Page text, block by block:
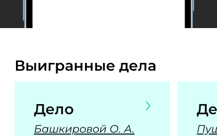
Выигранные дела
Дело
Башкировой О. А.